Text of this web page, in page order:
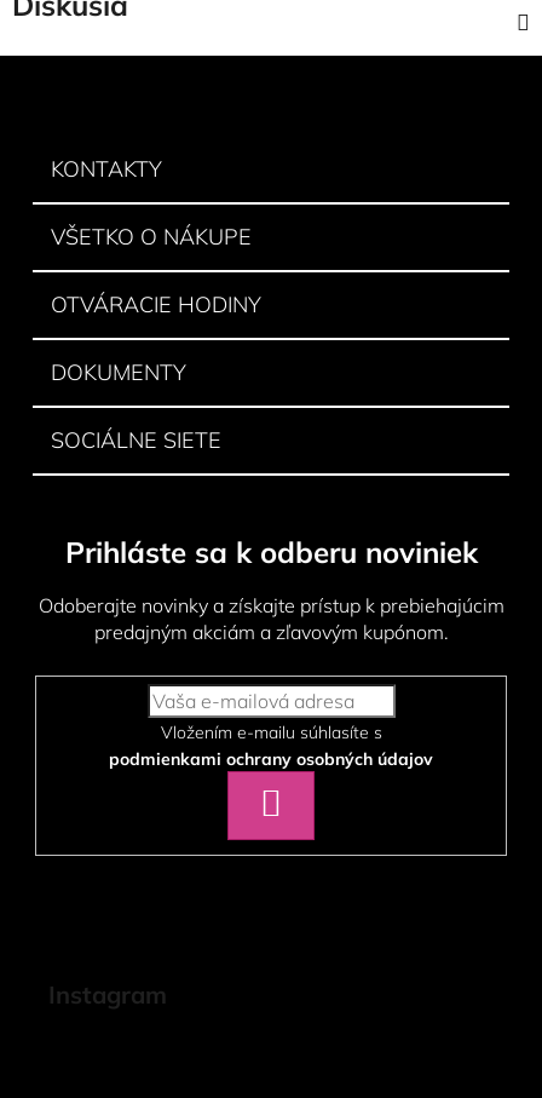
KONTAKTY
VŠETKO O NÁKUPE
OTVÁRACIE HODINY
DOKUMENTY
SOCIÁLNE SIETE
Prihláste sa k odberu noviniek
Odoberajte novinky a získajte prístup k prebiehajúcim
predajným akciám a zľavovým kupónom.
podmienkami ochrany osobných údajov
SA
Instagram